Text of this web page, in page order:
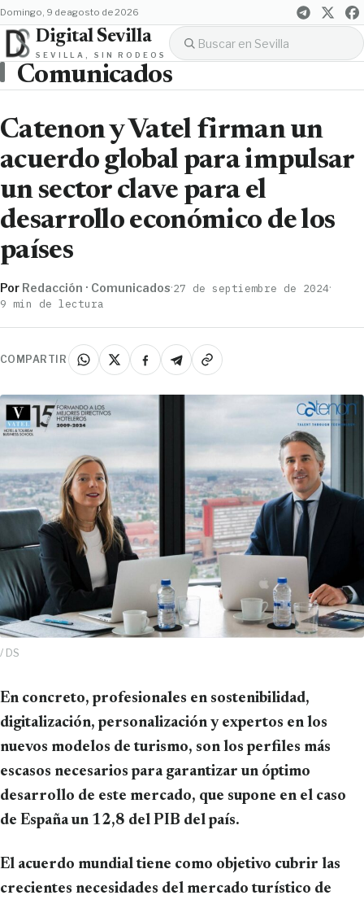
domingo, 9 de agosto de 2026
Digital Sevilla
SEVILLA, SIN RODEOS
Comunicados
Catenon y Vatel firman un
acuerdo global para impulsar
un sector clave para el
desarrollo económico de los
países
Por Redacción · Comunicados·27 de septiembre de 2024·
9 min de lectura
COMPARTIR
/ DS
En concreto, profesionales en sostenibilidad,
digitalización, personalización y expertos en los
nuevos modelos de turismo, son los perfiles más
escasos necesarios para garantizar un óptimo
desarrollo de este mercado, que supone en el caso
de España un 12,8 del PIB del país.
El acuerdo mundial tiene como objetivo cubrir las
crecientes necesidades del mercado turístico de